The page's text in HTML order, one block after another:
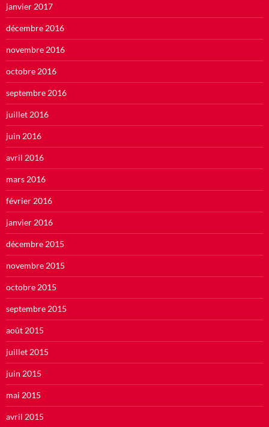
janvier 2017
décembre 2016
novembre 2016
octobre 2016
septembre 2016
juillet 2016
juin 2016
avril 2016
mars 2016
février 2016
janvier 2016
décembre 2015
novembre 2015
octobre 2015
septembre 2015
août 2015
juillet 2015
juin 2015
mai 2015
avril 2015